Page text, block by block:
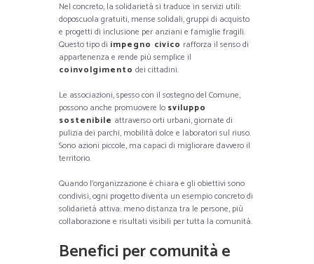
Nel concreto, la solidarietà si traduce in servizi utili:
doposcuola gratuiti, mense solidali, gruppi di acquisto
e progetti di inclusione per anziani e famiglie fragili.
Questo tipo di impegno civico rafforza il senso di
appartenenza e rende più semplice il
coinvolgimento dei cittadini.
Le associazioni, spesso con il sostegno del Comune,
possono anche promuovere lo sviluppo
sostenibile attraverso orti urbani, giornate di
pulizia dei parchi, mobilità dolce e laboratori sul riuso.
Sono azioni piccole, ma capaci di migliorare davvero il
territorio.
Quando l’organizzazione è chiara e gli obiettivi sono
condivisi, ogni progetto diventa un esempio concreto di
solidarietà attiva: meno distanza tra le persone, più
collaborazione e risultati visibili per tutta la comunità.
Benefici per comunità e